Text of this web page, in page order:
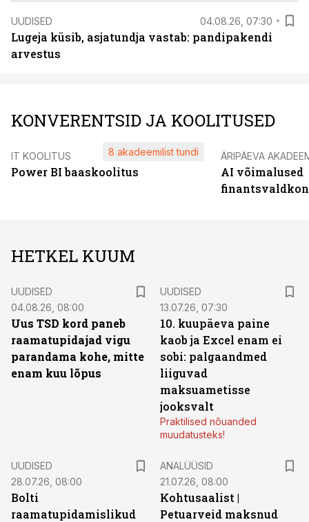
UUDISED 04.08.26, 07:30
Lugeja küsib, asjatundja vastab: pandipakendi
arvestus
KONVERENTSID JA KOOLITUSED
IT KOOLITUS
Power BI baaskoolitus
8 akadeemilist tundi ÄRIPÄEVA
AI võimalused
HETKEL KUUM
UUDISED
04.08.26, 08:00
Uus TSD kord paneb
raamatupidajad vigu
parandama kohe, mitte
enam kuu lõpus
UUDISED
13.07.26, 07:30
10. kuupäeva paine
kaob ja Excel enam ei
sobi: palgaandmed
liiguvad
maksuametisse
jooksvalt
Praktilised nõuanded
muudatusteks!
UUDISED
28.07.26, 08:00
Bolti
raamatupidamislikud
ANALÜÜSID
21.07.26, 08:00
Kohtusaalist |
Petuarveid maksnud